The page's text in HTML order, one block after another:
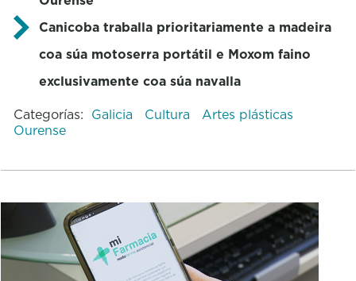
Canicoba traballa prioritariamente a madeira
coa súa motoserra portátil e Moxom faino
exclusivamente coa súa navalla
Categorías: Galicia Cultura
Artes plásticas
Ourense